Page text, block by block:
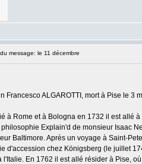
message: le 11 décembre
Francesco ALGAROTTI, mort à Pise le 3
à Rome et à Bologna en 1732 il est allé
Explain'd de monsieur Isaac
Baltimore. Après un voyage à Saint-
d'accession chez Königsberg (le juillet
En 1762 il est allé résider à Pise,